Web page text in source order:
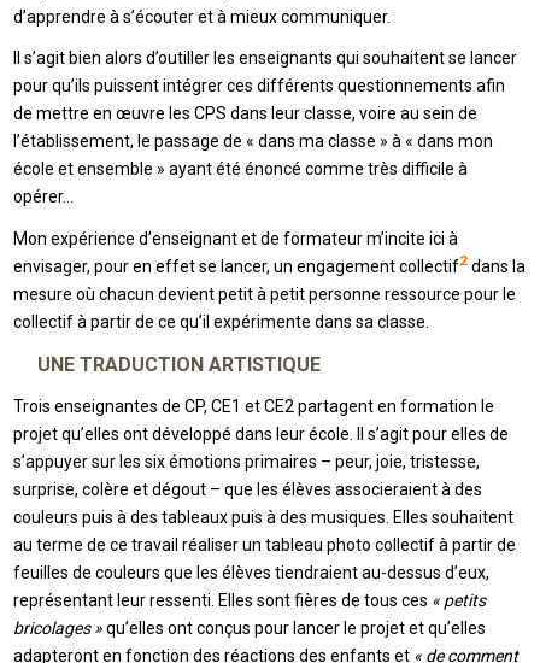
d’apprendre à s’écouter et à mieux communiquer.
Il s’agit bien alors d’outiller les enseignants qui souhaitent se lancer
pour qu’ils puissent intégrer ces différents questionnements afin
de mettre en œuvre les CPS dans leur classe, voire au sein de
l’établissement, le passage de « dans ma classe » à « dans mon
école et ensemble » ayant été énoncé comme très difficile à
opérer…
Mon expérience d’enseignant et de formateur m’incite ici à
envisager, pour en effet se lancer, un engagement collectif2 dans la
mesure où chacun devient petit à petit personne ressource pour le
collectif à partir de ce qu’il expérimente dans sa classe.
UNE TRADUCTION ARTISTIQUE
Trois enseignantes de CP, CE1 et CE2 partagent en formation le
projet qu’elles ont développé dans leur école. Il s’agit pour elles de
s’appuyer sur les six émotions primaires – peur, joie, tristesse,
surprise, colère et dégout – que les élèves associeraient à des
couleurs puis à des tableaux puis à des musiques. Elles souhaitent
au terme de ce travail réaliser un tableau photo collectif à partir de
feuilles de couleurs que les élèves tiendraient au-dessus d’eux,
représentant leur ressenti. Elles sont fières de tous ces « petits
bricolages »qu’elles ont conçus pour lancer le projet et qu’elles
adapteront en fonction des réactions des enfants et « de comment